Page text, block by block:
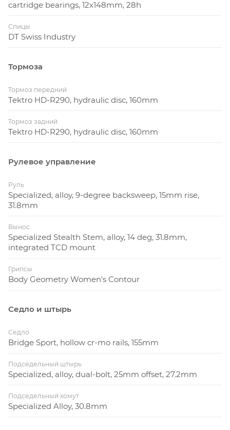
cartridge bearings, 12x148mm, 28h
Спицы
DT Swiss Industry
Тормоза
Тормоз передний
Tektro HD-R290, hydraulic disc, 160mm
Тормоз задний
Tektro HD-R290, hydraulic disc, 160mm
Рулевое управление
Руль
Specialized, alloy, 9-degree backsweep, 15mm rise,
31.8mm
Вынос
Specialized Stealth Stem, alloy, 14 deg, 31.8mm,
integrated TCD mount
Грипсы
Body Geometry Women's Contour
Седло и штырь
Седло
Bridge Sport, hollow cr-mo rails, 155mm
Подседельный штырь
Specialized, alloy, dual-bolt, 25mm offset, 27.2mm
Подседельный хомут
Specialized Alloy, 30.8mm